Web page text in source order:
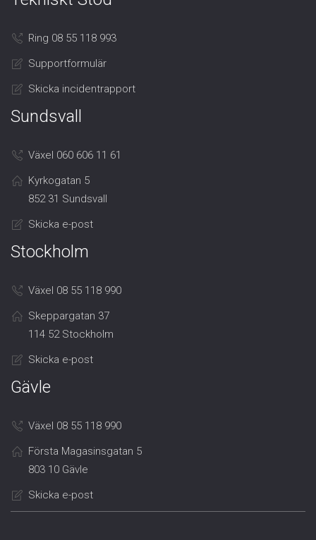
Ring 08 55 118 993
Supportformulär
Skicka incidentrapport
Sundsvall
Växel 060 606 11 61
Kyrkogatan 5
852 31 Sundsvall
Skicka e-post
Stockholm
Växel 08 55 118 990
Skeppargatan 37
114 52 Stockholm
Skicka e-post
Gävle
Växel 08 55 118 990
Första Magasinsgatan 5
803 10 Gävle
Skicka e-post